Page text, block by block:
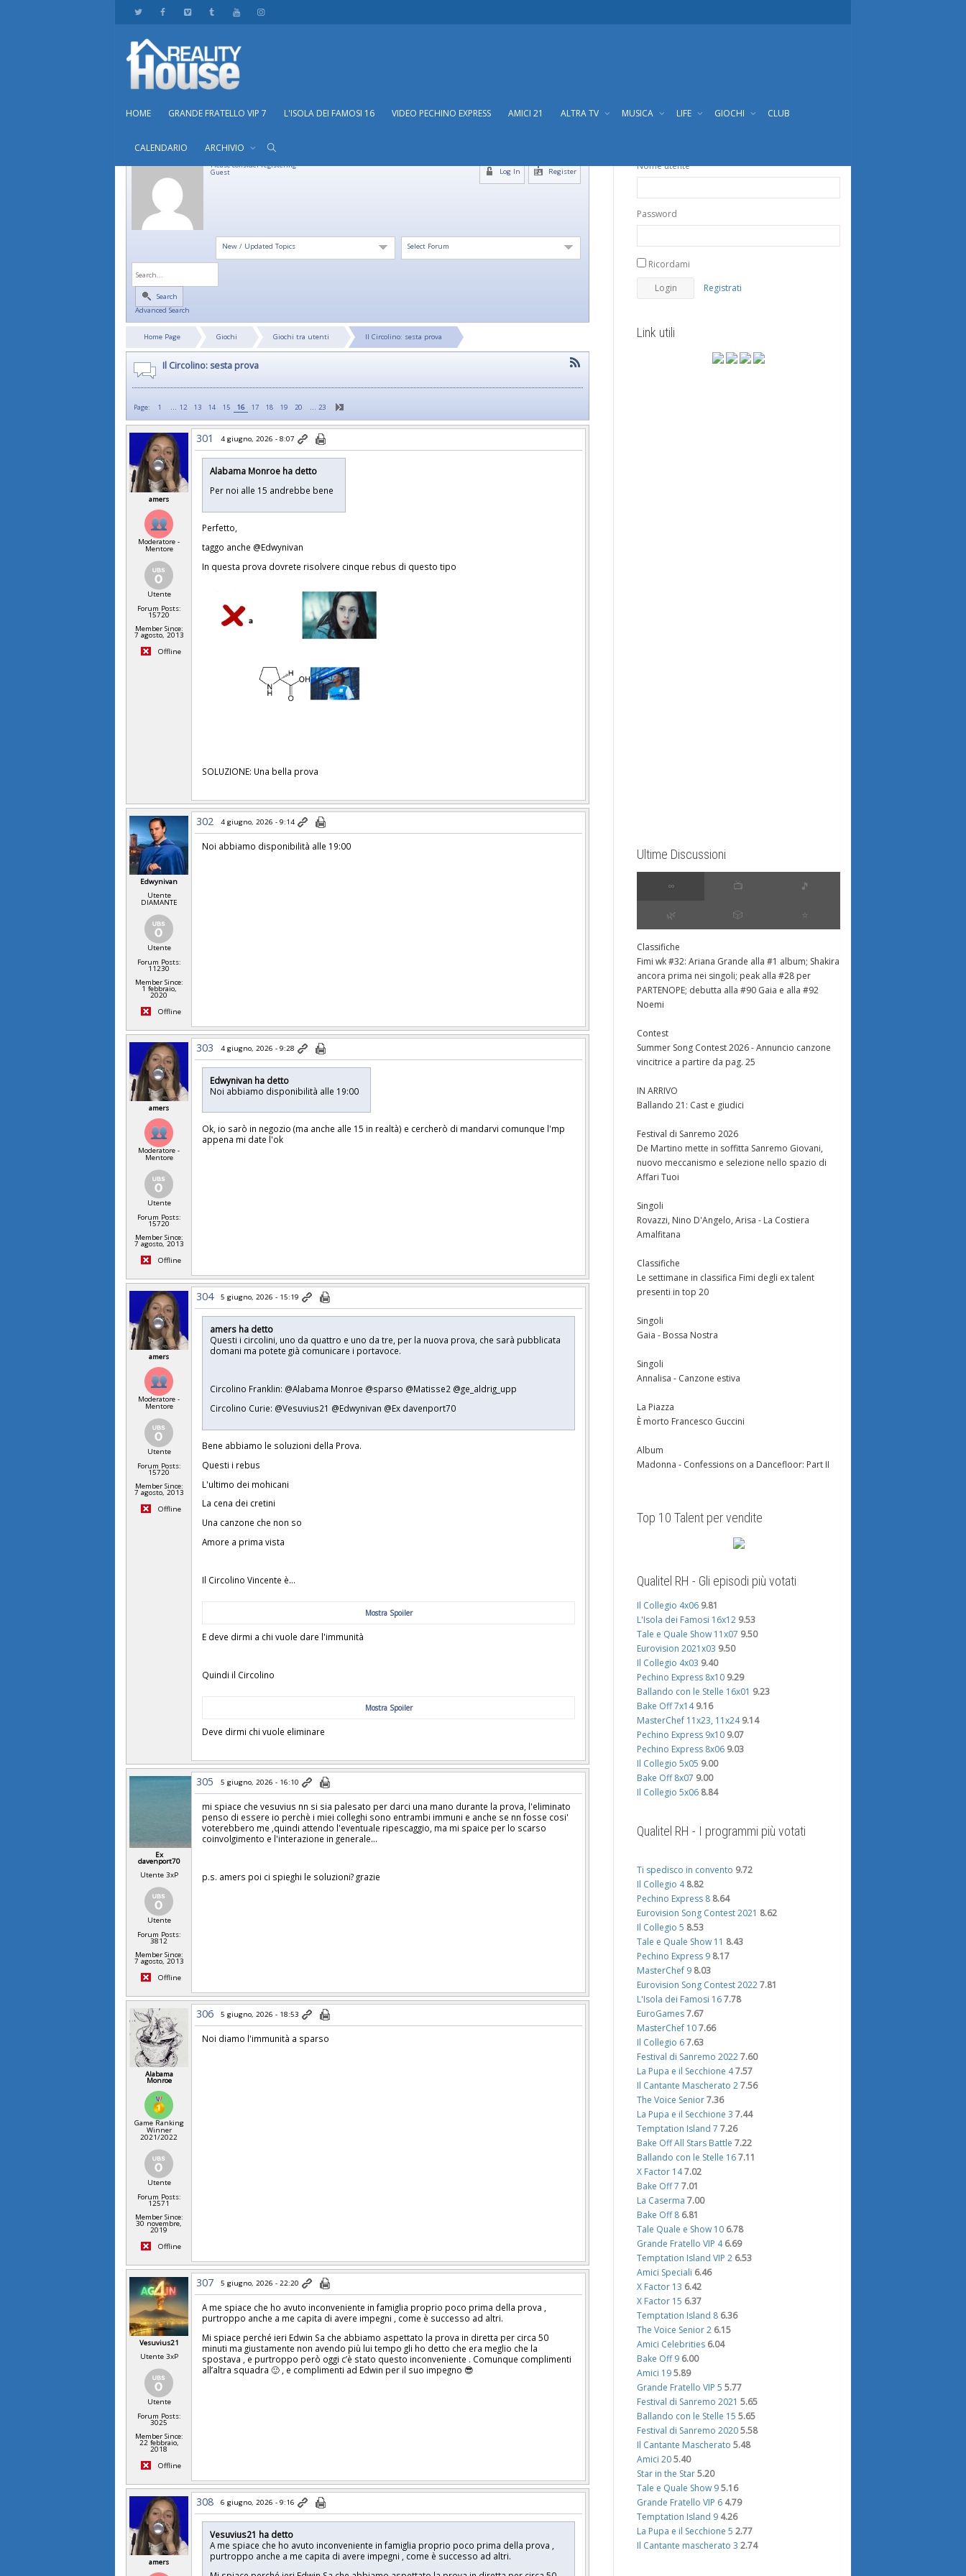
HOME GRANDE FRATELLO VIP 7 L'ISOLA DEI FAMOSI 16 VIDEO PECHINO EXPRESS AMICI 21 ALTRA TV MUSICA LIFE GIOCHI CLUB
CALENDARIO ARCHIVIO
Please consider registering
Guest Register
Log In
Select Forum
New / Updated Topics
Search
Advanced Search
Home Page Giochi Giochi tra utenti Il Circolino: sesta prova
Il Circolino: sesta prova
Page: 1 ... 12 13 14 15 16 17 18 19 20 … 23
amers
Moderatore -
Mentore
Utente
Forum Posts:
15720
Member Since:
7 agosto, 2013
Offline
301 4 giugno, 2026 - 8:07
Alabama Monroe ha detto
Per noi alle 15 andrebbe bene
Perfetto,
taggo anche @Edwynivan
In questa prova dovrete risolvere cinque rebus di questo tipo
SOLUZIONE: Una bella prova
Edwynivan
Utente
DIAMANTE
Utente
Forum Posts:
11230
Member Since:
1 febbraio,
2020
Offline
302 4 giugno, 2026 - 9:14
Noi abbiamo disponibilità alle 19:00
amers
Moderatore -
Mentore
Utente
Forum Posts:
15720
Member Since:
7 agosto, 2013
Offline
303 4 giugno, 2026 - 9:28
Edwynivan ha detto
Noi abbiamo disponibilità alle 19:00
Ok, io sarò in negozio (ma anche alle 15 in realtà) e cercherò di mandarvi comunque l'mp
appena mi date l'ok
amers
Moderatore -
Mentore
Utente
Forum Posts:
15720
Member Since:
7 agosto, 2013
Offline
304 5 giugno, 2026 - 15:19
amers ha detto
Questi i circolini, uno da quattro e uno da tre, per la nuova prova, che sarà pubblicata
domani ma potete già comunicare i portavoce.
Circolino Franklin: @Alabama Monroe @sparso @Matisse2 @ge_aldrig_upp
Circolino Curie: @Vesuvius21 @Edwynivan @Ex davenport70
Bene abbiamo le soluzioni della Prova.
Questi i rebus
L'ultimo dei mohicani
La cena dei cretini
Una canzone che non so
Amore a prima vista
Il Circolino Vincente è...
Mostra Spoiler
E deve dirmi a chi vuole dare l'immunità
Quindi il Circolino
Mostra Spoiler
Deve dirmi chi vuole eliminare
Ex
davenport70
Utente 3xP
Utente
Forum Posts:
3812
Member Since:
7 agosto, 2013
Offline
305 5 giugno, 2026 - 16:10
mi spiace che vesuvius nn si sia palesato per darci una mano durante la prova, l'eliminato
penso di essere io perchè i miei colleghi sono entrambi immuni e anche se nn fosse cosi'
voterebbero me ,quindi attendo l'eventuale ripescaggio, ma mi spaice per lo scarso
coinvolgimento e l'interazione in generale...
p.s. amers poi ci spieghi le soluzioni? grazie
Alabama
Monroe
Game Ranking
Winner
2021/2022
Utente
Forum Posts:
12571
Member Since:
30 novembre,
2019
Offline
306 5 giugno, 2026 - 18:53
Noi diamo l'immunità a sparso
Vesuvius21
Utente 3xP
Utente
Forum Posts:
3025
Member Since:
22 febbraio,
2018
Offline
307 5 giugno, 2026 - 22:20
A me spiace che ho avuto inconveniente in famiglia proprio poco prima della prova ,
purtroppo anche a me capita di avere impegni , come è successo ad altri.
Mi spiace perché ieri Edwin Sa che abbiamo aspettato la prova in diretta per circa 50
minuti ma giustamente non avendo più lui tempo gli ho detto che era meglio che la
spostava , e purtroppo però oggi c’è stato questo inconveniente . Comunque complimenti
all’altra squadra 🙂 , e complimenti ad Edwin per il suo impegno 😎
amers
308 6 giugno, 2026 - 9:16
Vesuvius21 ha detto
A me spiace che ho avuto inconveniente in famiglia proprio poco prima della prova ,
purtroppo anche a me capita di avere impegni , come è successo ad altri.
Nome utente
Password
Ricordami
Registrati
Link utili
Ultime Discussioni
∞ 📺 🎵
🌿 🎲 ⭐️
Classifiche
Fimi wk #32: Ariana Grande alla #1 album; Shakira
ancora prima nei singoli; peak alla #28 per
PARTENOPE; debutta alla #90 Gaia e alla #92
Noemi
Contest
Summer Song Contest 2026 - Annuncio canzone
vincitrice a partire da pag. 25
IN ARRIVO
Ballando 21: Cast e giudici
Festival di Sanremo 2026
De Martino mette in soffitta Sanremo Giovani,
nuovo meccanismo e selezione nello spazio di
Affari Tuoi
Singoli
Rovazzi, Nino D'Angelo, Arisa - La Costiera
Amalfitana
Classifiche
Le settimane in classifica Fimi degli ex talent
presenti in top 20
Singoli
Gaia - Bossa Nostra
Singoli
Annalisa - Canzone estiva
La Piazza
È morto Francesco Guccini
Album
Madonna - Confessions on a Dancefloor: Part II
Top 10 Talent per vendite
Qualitel RH - Gli episodi più votati
Il Collegio 4x06 9.81
L'Isola dei Famosi 16x12 9.53
Tale e Quale Show 11x07 9.50
Eurovision 2021x03 9.50
Il Collegio 4x03 9.40
Pechino Express 8x10 9.29
Ballando con le Stelle 16x01 9.23
Bake Off 7x14 9.16
MasterChef 11x23, 11x24 9.14
Pechino Express 9x10 9.07
Pechino Express 8x06 9.03
Il Collegio 5x05 9.00
Bake Off 8x07 9.00
Il Collegio 5x06 8.84
Qualitel RH - I programmi più votati
Ti spedisco in convento 9.72
Il Collegio 4 8.82
Pechino Express 8 8.64
Eurovision Song Contest 2021 8.62
Il Collegio 5 8.53
Tale e Quale Show 11 8.43
Pechino Express 9 8.17
MasterChef 9 8.03
Eurovision Song Contest 2022 7.81
L'Isola dei Famosi 16 7.78
EuroGames 7.67
MasterChef 10 7.66
Il Collegio 6 7.63
Festival di Sanremo 2022 7.60
La Pupa e il Secchione 47.57
Il Cantante Mascherato 2 7.56
The Voice Senior 7.36
La Pupa e il Secchione 3 7.44
Temptation Island 7 7.26
Bake Off All Stars Battle 7.22
Ballando con le Stelle 16 7.11
X Factor 147.02
Bake Off 7 7.01
La Caserma 7.00
Bake Off 8 6.81
Tale Quale e Show 10 6.78
Grande Fratello VIP 4 6.69
Temptation Island VIP 2 6.53
Amici Speciali 6.46
X Factor 13 6.42
X Factor 15 6.37
Temptation Island 8 6.36
The Voice Senior 2 6.15
Amici Celebrities 6.04
Bake Off 9 6.00
Amici 19 5.89
Grande Fratello VIP 5 5.77
Festival di Sanremo 2021 5.65
Ballando con le Stelle 15 5.65
Festival di Sanremo 2020 5.58
Il Cantante Mascherato 5.48
Amici 20 5.40
Star in the Star 5.20
Tale e Quale Show 9 5.16
Grande Fratello VIP 6 4.79
Temptation Island 9 4.26
La Pupa e il Secchione 5 2.77
Il Cantante mascherato 3 2.74